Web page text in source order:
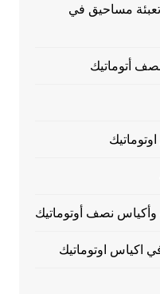
مساحيق في
أتوماتيك
وأكياس نصف أوتوماتيك
اكياس اوتوماتيك